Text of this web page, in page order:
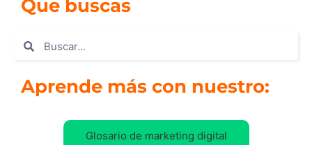
Que buscas
Aprende más con nuestro:
Glosario de marketing digital